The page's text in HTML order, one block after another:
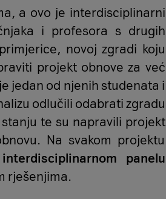
a ovo je interdisciplinarni
i profesora s drugih
novoj zgradi koju
projekt obnove za već
jedan od njenih studenata i
odlučili odabrati zgradu
te su napravili projekt
Na svakom projektu
interdisciplinarnom panelu
rješenjima.